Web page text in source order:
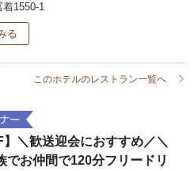
1550-1
る
このホテルのレストラン一覧へ
】＼歓送迎会におすすめ／＼
でお仲間で120分フリードリ